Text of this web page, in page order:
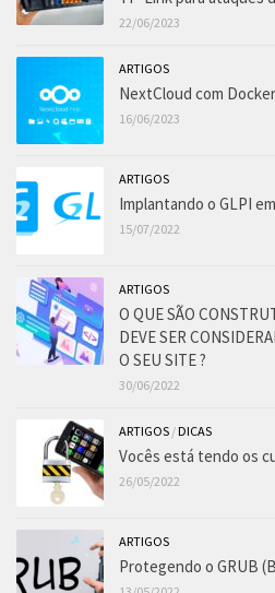
22/06/2023
ARTIGOS
NextCloud com
16/06/2023
ARTIGOS
Implantando o GLPI
15/07/2022
ARTIGOS
O QUE SÃO
DEVE SER
O SEU SITE ?
30/06/2022
ARTIGOS /DICAS
Vocês está tendo os
26/05/2022
ARTIGOS
Protegendo o GRUB